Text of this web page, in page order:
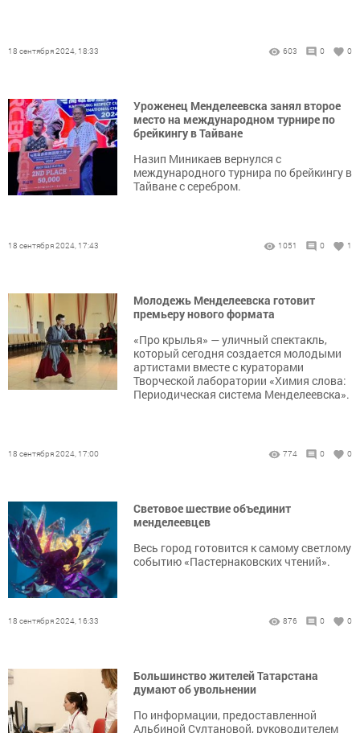
18 сентября 2024, 18:33 603 0 0
Уроженец Менделеевска занял второе
место на международном турнире по
брейкингу в Тайване
Назип Миникаев вернулся с
международного турнира по брейкингу в
Тайване с серебром.
18 сентября 2024, 17:43 1051 0 1
Молодежь Менделеевска готовит
премьеру нового формата
«Про крылья» — уличный спектакль,
который сегодня создается молодыми
артистами вместе с кураторами
Творческой лаборатории «Химия слова:
Периодическая система Менделеевска».
18 сентября 2024, 17:00 774 0 0
Световое шествие объединит
менделеевцев
Весь город готовится к самому светлому
событию «Пастернаковских чтений».
18 сентября 2024, 16:33 876 0 0
Большинство жителей Татарстана
думают об увольнении
По информации, предоставленной
Альбиной Султановой, руководителем